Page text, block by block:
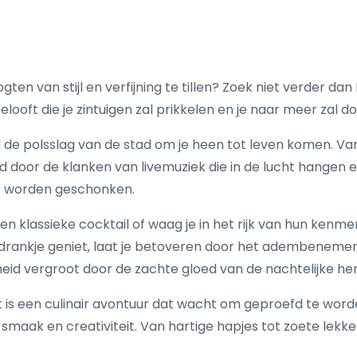
van stijl en verfijning te tillen? Zoek niet verder
die je zintuigen zal prikkelen en je naar meer zal
polsslag van de stad om je heen tot leven komen.
de klanken van livemuziek die in de lucht hangen
geschonken.
klassieke cocktail of waag je in het rijk van hun
geniet, laat je betoveren door het
vergroot door de zachte gloed van de nachtelijke
een culinair avontuur dat wacht om geproefd te
en creativiteit. Van hartige hapjes tot zoete